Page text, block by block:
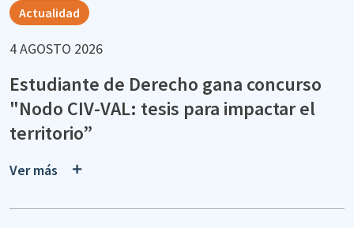
Actualidad
4 AGOSTO 2026
Estudiante de Derecho gana concurso
"Nodo CIV-VAL: tesis para impactar el
territorio”
Ver más